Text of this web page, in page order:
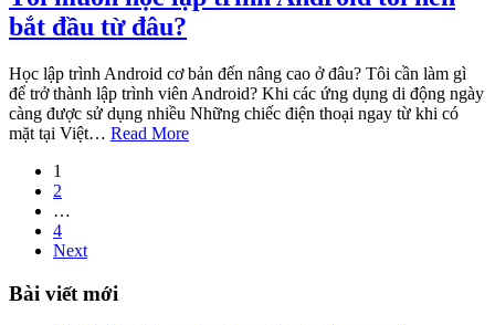
bắt đầu từ đâu?
Học lập trình Android cơ bản đến nâng cao ở đâu? Tôi cần làm gì
để trở thành lập trình viên Android? Khi các ứng dụng di động ngày
càng được sử dụng nhiều Những chiếc điện thoại ngay từ khi có
mặt tại Việt… Read More
1
2
…
4
Next
Bài viết mới